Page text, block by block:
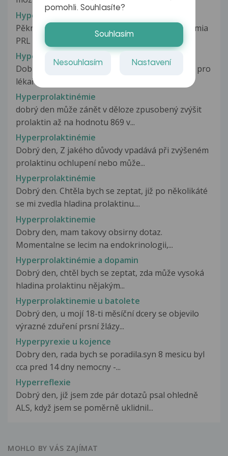
Hyperprolactinamia
Pěkný den. nedavno mi zjistili hyperprolactinaemia
PRL 4010. Prosím o veškeré...
Hyperprolaktinémie
Dobrý den, prosím Vás, mám odbornou otázku pro
lékaře gynekologa. Jsem 17 let...
Hyperprolaktinémie
dobrý den může zánět v děloze zpusobený zvýšit
prolaktin až na hodnotu 869 v...
Hyperprolaktinémie
Dobrý den, Z jakého důvody vpadává při zvýšeném
prolaktinu ochlupení nebo může...
Hyperprolaktinémie
Dobrý den. Chtěla bych se zeptat, již po několikáté
se mi zvedla hladina prolaktinu....
Hyperprolaktinemie
Dobry den, mam takovy obsirny dotaz.
Momentalne se lecim na endokrinologii,...
Hyperprolaktinémie a dopamin
Dobrý den, chtěl bych se zeptat, zda může vysoká
hladina prolaktinu nějakým...
Hyperprolaktinemie u batolete
Dobrý den, u mojí 18-ti měsíční dcery se objevilo
výrazné zduření prsní žlázy...
Hyperpyrexie u kojence
Dobry den, rada bych se poradila.syn 8 mesicu byl
cca pred 14 dny nemocny -...
Hyperreflexie
Dobrý den, již jsem zde pár dotazů psal ohledně
ALS, když jsem se poměrně uklidnil...
MOHLO BY VÁS ZAJÍMAT
pomohli. Souhlasíte?
Souhlasím
Nesouhlasím Nastavení